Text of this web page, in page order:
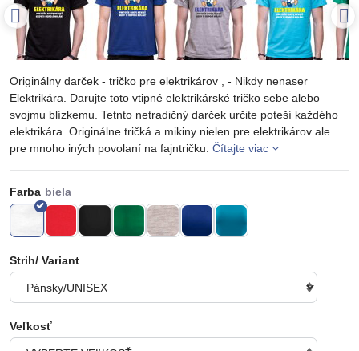
Originálny darček - tričko pre elektrikárov , - Nikdy nenaser
Elektrikára. Darujte toto vtipné elektrikárské tričko sebe alebo
svojmu blízkemu. Tetnto netradičný darček určite poteší každého
elektrikára. Originálne tričká a mikiny nielen pre elektrikárov ale
pre mnoho iných povolaní na fajntričku. Čítajte viac
Farba
Strih/ Variant
Veľkosť